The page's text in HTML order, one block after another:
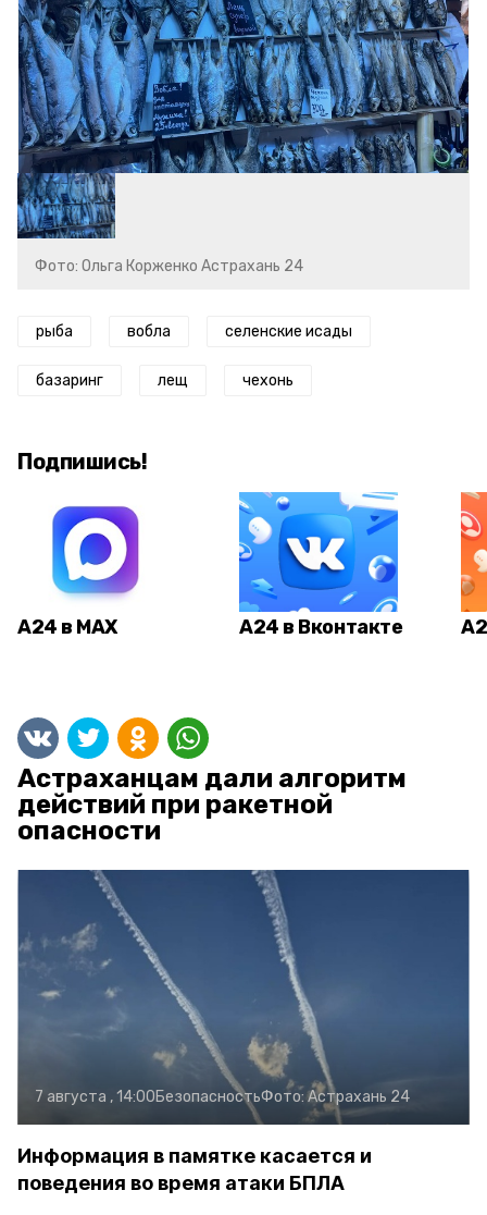
Фото: Ольга Корженко Астрахань 24
рыба вобла селенские исады
базаринг лещ чехонь
Подпишись!
А24 в MAX А24 в Вконтакте
Астраханцам дали алгоритм
действий при ракетной
опасности
7 августа , 14:00БезопасностьФото: Астрахань 24
Информация в памятке касается и
поведения во время атаки БПЛА